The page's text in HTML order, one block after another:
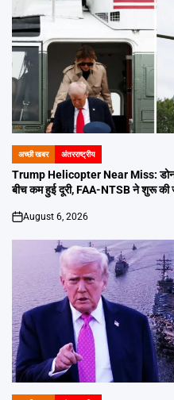
POSTED
IN
अच्छी खबर अंतरराष्ट्रीय
Trump Helicopter Near Miss:
बीच कम हुई दूरी, FAA-NTSB ने शुरू की
on
August 6, 2026